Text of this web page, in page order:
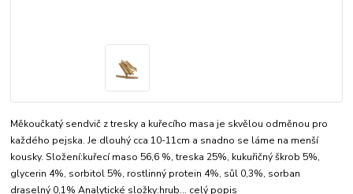
Měkoučkatý sendvič z tresky a kuřecího masa je skvělou odměnou pro
každého pejska. Je dlouhý cca 10-11cm a snadno se láme na menší
kousky. Složení:kuřecí maso 56,6 %, treska 25%, kukuřičný škrob 5%,
glycerin 4%, sorbitol 5%, rostlinný protein 4%, sůl 0,3%, sorban
draselný 0,1% Analytické složky:hrub... celý popis